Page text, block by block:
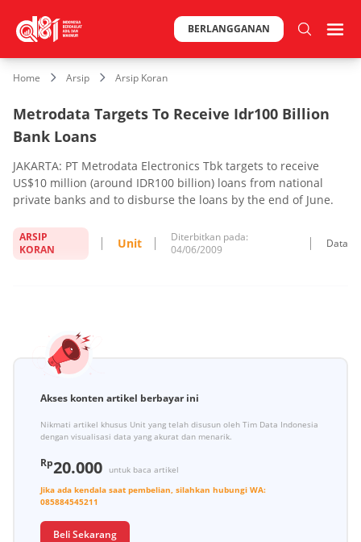
BERLANGGANAN
Home Arsip Arsip Koran
Metrodata Targets To Receive Idr100 Billion
Bank Loans
JAKARTA: PT Metrodata Electronics Tbk targets to receive
US$10 million (around IDR100 billion) loans from national
private banks and to disburse the loans by the end of June.
ARSIP
KORAN
Unit
Diterbitkan pada:
04/06/2009
Data
Akses konten artikel berbayar ini
Nikmati artikel khusus Unit yang telah disusun oleh Tim Data Indonesia
dengan visualisasi data yang akurat dan menarik.
Rp20.000
untuk baca artikel
Jika ada kendala saat pembelian, silahkan hubungi WA:
085884545211
Beli Sekarang